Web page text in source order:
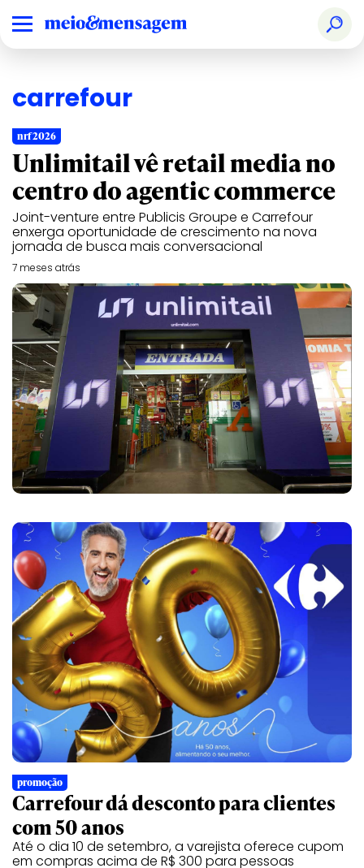
carrefour
nrf 2026
Unlimitail vê retail media no
centro do agentic commerce
Joint-venture entre Publicis Groupe e Carrefour
enxerga oportunidade de crescimento na nova
jornada de busca mais conversacional
7 meses atrás
promoção
Carrefour dá desconto para clientes
com 50 anos
Até o dia 10 de setembro, a varejista oferece cupom
em compras acima de R$ 300 para pessoas